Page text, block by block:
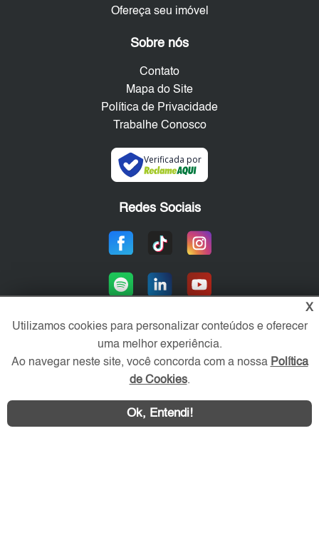
Contatar
Ofereça seu imóvel
Sobre nós
Contato
Mapa do Site
Política de Privacidade
Trabalhe Conosco
Verificada por
Redes Sociais
Área exclusiva aos anunciantes,
acesse sua conta:
X
Utilizamos cookies para personalizar conteúdos e oferecer
uma melhor experiência.
Ao navegar neste site, você concorda com a nossa Política
de Cookies.
Ok, Entendi!